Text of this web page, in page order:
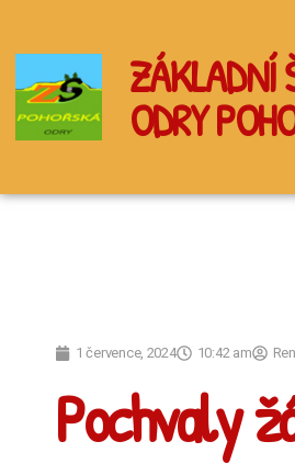
ZÁKLADNÍ
ODRY
1 července, 2024 10:42 am
Pochvaly